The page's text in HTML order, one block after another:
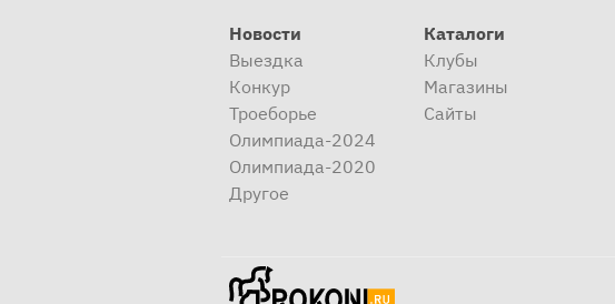
Новости
Выездка
Конкур
Троеборье
Олимпиада-2024
Олимпиада-2020
Другое
Каталоги
Клубы
Магазины
Сайты